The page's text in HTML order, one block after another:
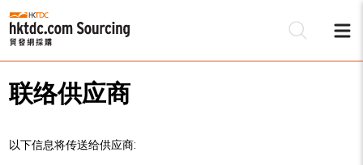
联络供应商
以下信息将传送给供应商: